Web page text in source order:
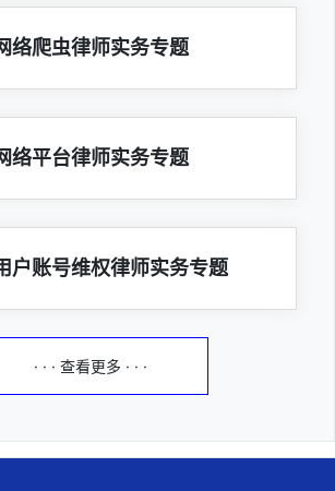
络爬虫律师实务专题
络平台律师实务专题
户账号维权律师实务专题
· · · 查看更多 · · ·